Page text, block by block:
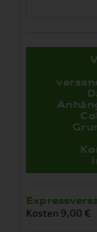
Kosten 9,00 €